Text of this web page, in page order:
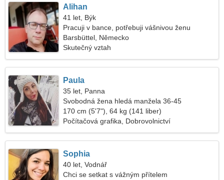
Alihan
41 let, Býk
Pracuji v bance, potřebuji vášnivou ženu
Barsbüttel, Německo
Skutečný vztah
Paula
35 let, Panna
Svobodná žena hledá manžela 36-45
170 cm (5'7"), 64 kg (141 liber)
Počítačová grafika, Dobrovolnictví
Sophia
40 let, Vodnář
Chci se setkat s vážným přítelem